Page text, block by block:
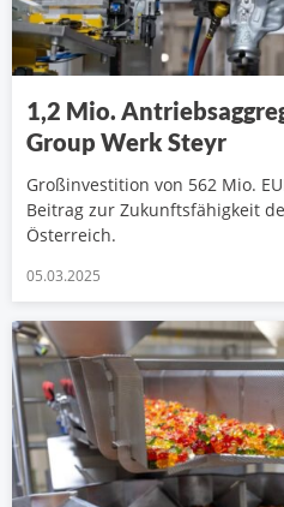
1,2 Mio.
Group Werk Steyr
Großinvestition von 562 Mio.
Beitrag zur Zukunftsfähigkeit
Österreich.
05.03.2025